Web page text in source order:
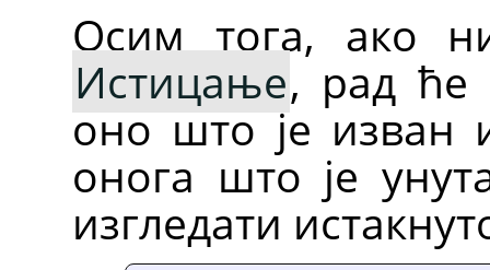
Осим тога, ако
Истицање, рад ће
оно што је изван
онога што је
изгледати